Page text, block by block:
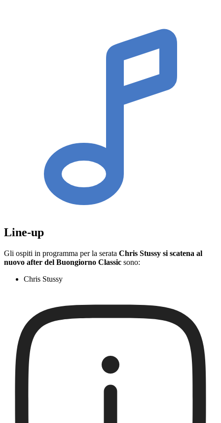
Line-up
Gli ospiti in programma per la serata Chris Stussy si scatena al
nuovo after del Buongiorno Classic sono:
Chris Stussy